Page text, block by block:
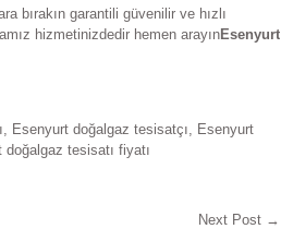
bırakın garantili güvenilir ve hızlı
hizmetinizdedir hemen arayınEsenyurt
, Esenyurt doğalgaz tesisatçı, Esenyurt
doğalgaz tesisatı fiyatı
Next Post →